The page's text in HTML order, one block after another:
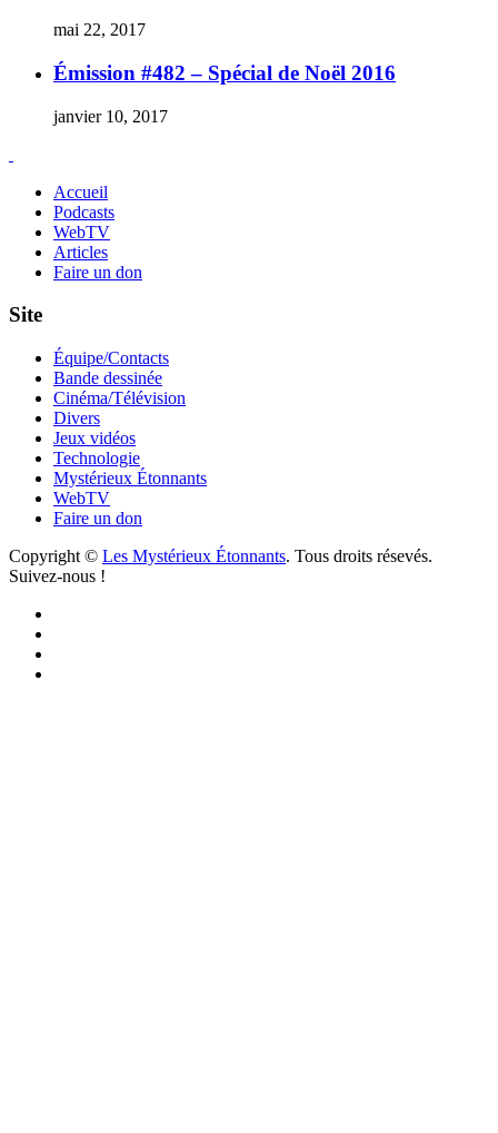
mai 22, 2017
Émission #482 – Spécial de Noël 2016
janvier 10, 2017
Accueil
Podcasts
WebTV
Articles
Faire un don
Site
Équipe/Contacts
Bande dessinée
Cinéma/Télévision
Divers
Jeux vidéos
Technologie
Mystérieux Étonnants
WebTV
Faire un don
Copyright © Les Mystérieux Étonnants. Tous droits résevés.
Suivez-nous !